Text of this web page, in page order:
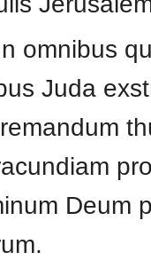
omnibus
Juda
Deum